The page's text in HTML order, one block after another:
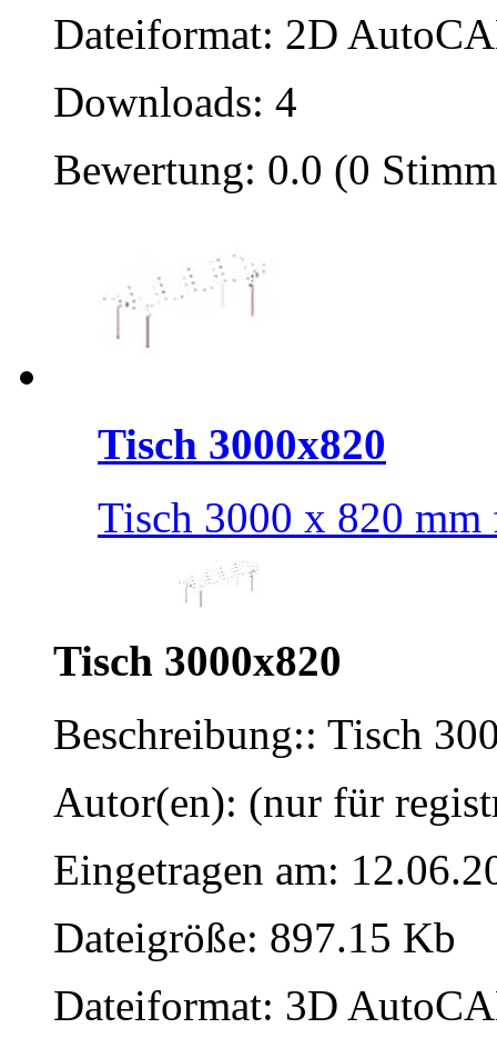
Dateiformat: 2D
Downloads: 4
Bewertung: 0.0 (0
Tisch 3000x820
Tisch 3000 x 820 mm
Tisch 3000x820
Beschreibung:: Tisch
Autor(en): (nur für
Eingetragen am:
Dateigröße: 897.15 Kb
Dateiformat: 3D